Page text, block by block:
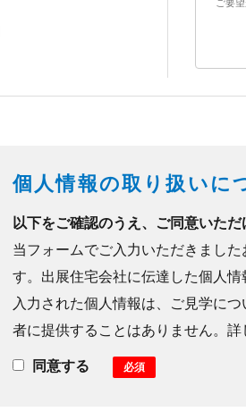
個人情報の取り扱いに
以下をご確認のうえ、ご同意いた
当フォームでご入力いただきまし
す。出展住宅会社に伝達した個人
入力された個人情報は、ご見学に
者に提供することはありません。詳
同意する 必須